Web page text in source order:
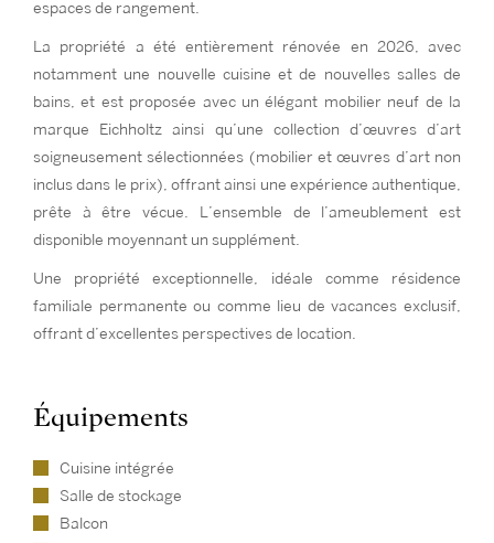
espaces de rangement.
La propriété a été entièrement rénovée en 2026, avec
notamment une nouvelle cuisine et de nouvelles salles de
bains, et est proposée avec un élégant mobilier neuf de la
marque Eichholtz ainsi qu’une collection d’œuvres d’art
soigneusement sélectionnées (mobilier et œuvres d’art non
inclus dans le prix), offrant ainsi une expérience authentique,
prête à être vécue. L’ensemble de l’ameublement est
disponible moyennant un supplément.
Une propriété exceptionnelle, idéale comme résidence
familiale permanente ou comme lieu de vacances exclusif,
offrant d’excellentes perspectives de location.
Équipements
Cuisine intégrée
Salle de stockage
Balcon